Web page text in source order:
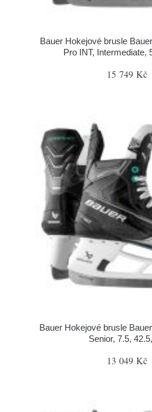
Bauer Hokejové brusle
Pro INT, Intermediate,
15 749 Kč
Bauer Hokejové brusle
Senior, 7.5,
13 049 Kč